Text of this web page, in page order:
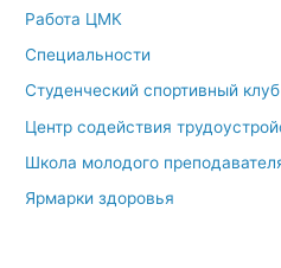
Работа ЦМК
Специальности
Студенческий спортивный
Центр содействия
Школа молодого
Ярмарки здоровья